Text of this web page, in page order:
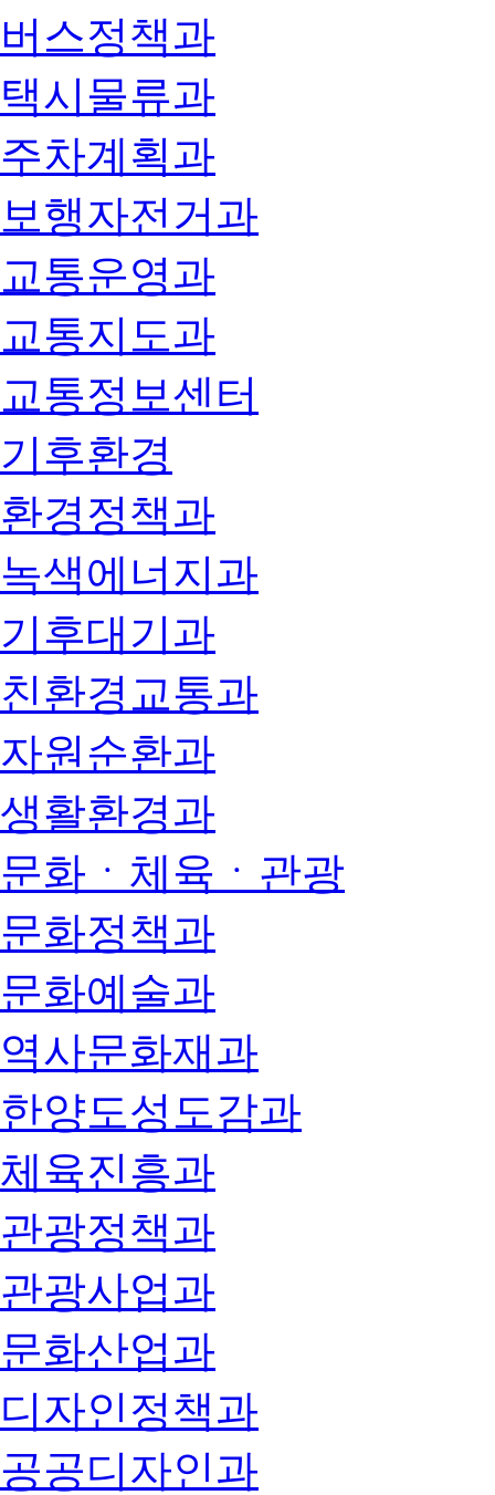
버스정책과
택시물류과
주차계획과
보행자전거과
교통운영과
교통지도과
교통정보센터
기후환경
환경정책과
녹색에너지과
기후대기과
친환경교통과
자원순환과
생활환경과
문화ㆍ체육ㆍ관광
문화정책과
문화예술과
역사문화재과
한양도성도감과
체육진흥과
관광정책과
관광사업과
문화산업과
디자인정책과
공공디자인과